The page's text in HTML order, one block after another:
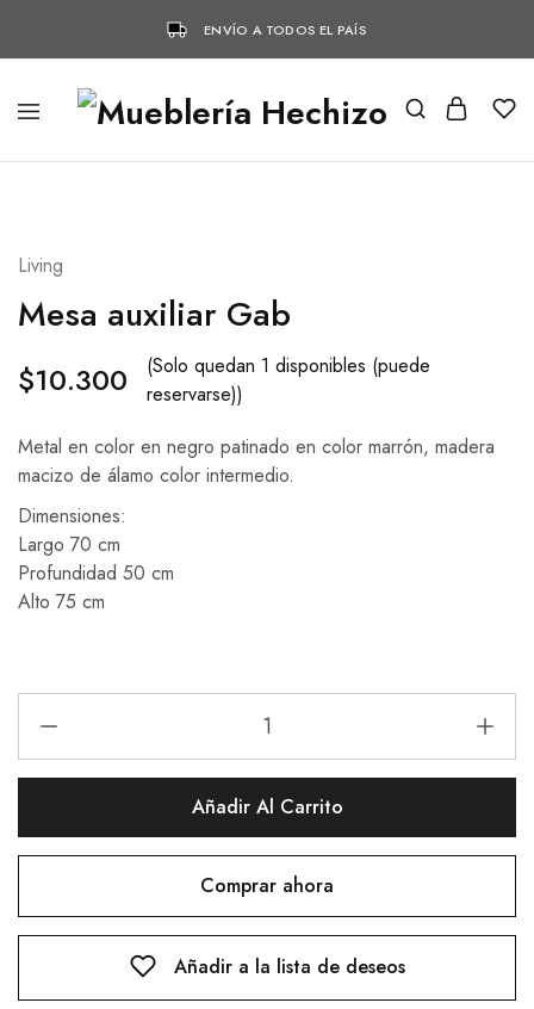
ENVÍO A TODOS EL PAÍS
Living
Mesa auxiliar Gab
$10.300
(Solo quedan 1 disponibles (puede
reservarse))
Metal en color en negro patinado en color marrón, madera
macizo de álamo color intermedio.
Dimensiones:
Largo 70 cm
Profundidad 50 cm
Alto 75 cm
Añadir Al Carrito
Comprar ahora
Añadir a la lista de deseos